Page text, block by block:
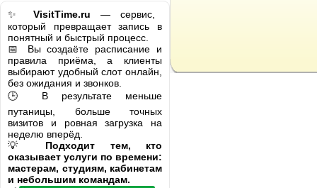
✨ VisitTime.ru — сервис,
который превращает запись в
понятный и быстрый процесс.
📅 Вы создаёте расписание и
правила приёма, а клиенты
выбирают удобный слот онлайн,
без ожидания и звонков.
🕒 В результате меньше
путаницы, больше точных
визитов и ровная загрузка на
неделю вперёд.
💡 Подходит тем, кто
оказывает услуги по времени:
мастерам, студиям, кабинетам
и небольшим командам.